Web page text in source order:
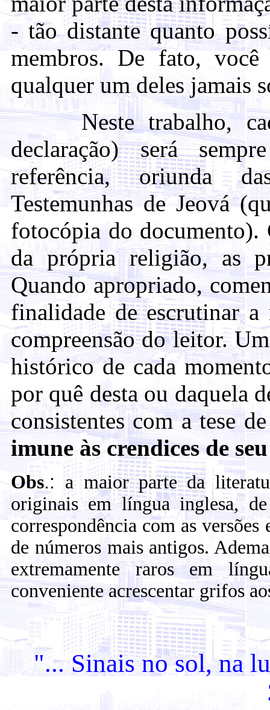
- tão distante quanto
membros. De fato,
qualquer um deles jamais
Neste trabalho,
declaração) será
referência, oriunda
Testemunhas de Jeová
fotocópia do documento).
da própria religião, as
Quando apropriado,
finalidade de escrutinar
compreensão do leitor.
histórico de cada
por quê desta ou daquela
consistentes com a tese
imune às crendices de
Obs.:a maior parte da
originais em língua inglesa,
correspondência com as
de números mais antigos.
extremamente raros em
conveniente acrescentar grifos
"... Sinais no sol, na